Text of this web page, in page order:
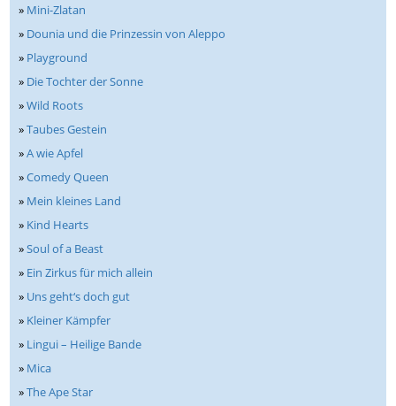
» Mini-Zlatan
» Dounia und die Prinzessin von Aleppo
» Playground
» Die Tochter der Sonne
»Wild Roots
»Taubes Gestein
»A wie Apfel
»Comedy Queen
» Mein kleines Land
» Kind Hearts
»Soul of a Beast
» Ein Zirkus für mich allein
» Uns geht‘s doch gut
» Kleiner Kämpfer
» Lingui – Heilige Bande
» Mica
»The Ape Star